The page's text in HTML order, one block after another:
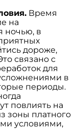
Время
на
ночью, в
дороже,
связано с
для
в
периоды.
повлиять на
зоны платного
условиями,